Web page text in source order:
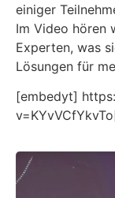
einiger
Im Video hören
Experten, was
Lösungen für
[embedyt]